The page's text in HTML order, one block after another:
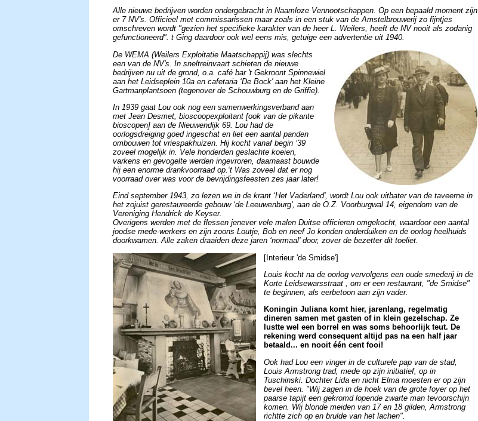
Alle nieuwe bedrijven worden ondergebracht in Naamloze Vennootschappen. Op een bepaald moment zijn
er 7 NV's. Officieel met commissarissen maar zoals in een stuk van de Amstelbrouwerij zo fijntjes
omschreven wordt "gezien het specifieke karakter van de heer L. Weilers, heeft de NV nooit als zodanig
gefunctioneerd". t Ging daardoor ook wel eens mis, getuige een advertentie uit 1940.
De WEMA (Weilers Exploitatie Maatschappij) was slechts
een van de NV's. In sneltreinvaart schieten de nieuwe
bedrijven nu uit de grond, o.a. café bar 't Gekroont Spinnewiel
aan het Leidseplein 10a en cafetaria ‘De Bock' aan het Kleine
Gartmanplantsoen (tegenover de Schouwburg en de Griffie).
In 1939 gaat Lou ook nog een samenwerkingsverband aan
met Jean Desmet, bioscoopexploitant [ook van de pikante
bioscopen] aan de Nieuwendijk 69. Lou had de
oorlogsdreiging goed ingeschat en liet een aantal panden
ombouwen tot vriespakhuizen. Hij kocht vanaf begin ‘39
zoveel mogelijk in. Vele honderden geslachte koeien,
varkens en gevogelte werden ingevroren, daarnaast bouwde
hij een enorme drankvoorraad op.‘t Was zoveel dat er nog
voorraad over was voor de bevrijdingsfeesten zes jaar later!
Eind september 1943, zo lezen we in de krant ‘Het Vaderland', wordt Lou ook uitbater van de taveerne in
het zojuist gerestaureerde gebouw ‘de Leeuwenburg', aan de O.Z. Voorburgwal 14, eigendom van de
Vereniging Hendrick de Keyser.
Overigens werden met de flessen jenever vele malen Duitse officieren omgekocht, waardoor een aantal
joodse mede-werkers en zijn zoons Loutje, Bob en neef Jo konden onderduiken en de oorlog heelhuids
doorkwamen. Alle zaken draaiden deze jaren ‘normaal' door, zover de bezetter dit toeliet.
[Interieur 'de Smidse']
Louis kocht na de oorlog vervolgens een oude smederij in de
Korte Leidsewarsstraat , om er een restaurant, "de Smidse"
te beginnen, als eerbetoon aan zijn vader.
Koningin Juliana komt hier, jarenlang, regelmatig
dineren samen met gasten of in klein gezelschap. Ze
lustte wel een borrel en was soms behoorlijk teut. De
rekening werd consequent altijd pas na een half jaar
betaald... en nooit één cent fooi!
Ook had Lou een vinger in de culturele pap van de stad,
Louis Armstrong trad, mede op zijn initiatief, op in
Tuschinski. Dochter Lida en nicht Elma moesten er op zijn
bevel heen. "Wij zagen in de hoek van de grote foyer op het
paarse tapijt een gekromd lopende zwarte man tevoorschijn
komen. Wij blonde meiden van 17 en 18 gilden, Armstrong
richtte zich op en brulde van het lachen".